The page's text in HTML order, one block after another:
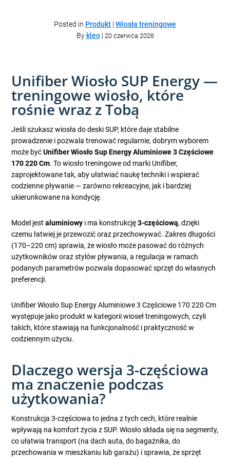
Posted in Produkt | Wiosła treningowe
By kleo| 20 czerwca 2026
Unifiber Wiosło SUP Energy —
treningowe wiosło, które
rośnie wraz z Tobą
Jeśli szukasz wiosła do deski SUP, które daje stabilne
prowadzenie i pozwala trenować regularnie, dobrym wyborem
może byćUnifiber Wiosło Sup Energy Aluminiowe 3 Częściowe
170 220 Cm. To wiosło treningowe od marki Unifiber,
zaprojektowane tak, aby ułatwiać naukę techniki i wspierać
codzienne pływanie — zarówno rekreacyjne, jak i bardziej
ukierunkowane na kondycję.
Model jestaluminiowy i ma konstrukcję3-częściową, dzięki
czemu łatwiej je przewozić oraz przechowywać. Zakres długości
(170–220 cm) sprawia, że wiosło może pasować do różnych
użytkowników oraz stylów pływania, a regulacja w ramach
podanych parametrów pozwala dopasować sprzęt do własnych
preferencji.
Unifiber Wiosło Sup Energy Aluminiowe 3 Częściowe 170 220 Cm
występuje jako produkt w kategorii wioseł treningowych, czyli
takich, które stawiają na funkcjonalność i praktyczność w
codziennym użyciu.
Dlaczego wersja 3-częściowa
ma znaczenie podczas
użytkowania?
Konstrukcja 3-częściowa to jedna z tych cech, które realnie
wpływają na komfort życia z SUP. Wiosło składa się na segmenty,
co ułatwia transport (na dach auta, do bagażnika, do
przechowania w mieszkaniu lub garażu) i sprawia, że sprzęt